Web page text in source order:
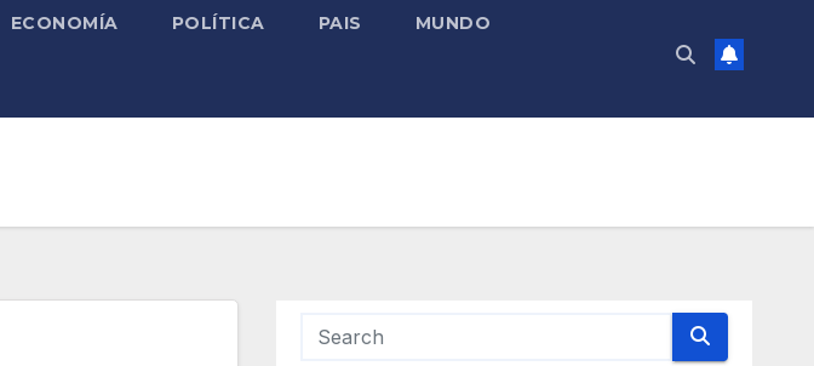
ECONOMÍA POLÍTICA PAIS MUNDO